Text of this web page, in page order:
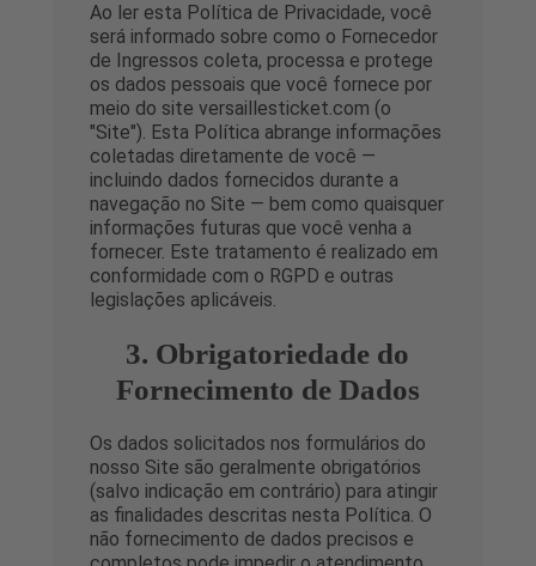
Ao ler esta Política de Privacidade, você
será informado sobre como o Fornecedor
de Ingressos coleta, processa e protege
os dados pessoais que você fornece por
meio do site versaillesticket.com (o
"Site"). Esta Política abrange informações
coletadas diretamente de você —
incluindo dados fornecidos durante a
navegação no Site — bem como quaisquer
informações futuras que você venha a
fornecer. Este tratamento é realizado em
conformidade com o RGPD e outras
legislações aplicáveis.
3. Obrigatoriedade do
Fornecimento de Dados
Os dados solicitados nos formulários do
nosso Site são geralmente obrigatórios
(salvo indicação em contrário) para atingir
as finalidades descritas nesta Política. O
não fornecimento de dados precisos e